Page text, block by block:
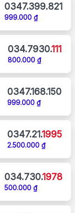
0347.399.821
999.000 ₫
034.7930.111
800.000 ₫
0347.168.150
999.000 ₫
0347.21.1995
2.500.000 ₫
034.730.1978
500.000 ₫